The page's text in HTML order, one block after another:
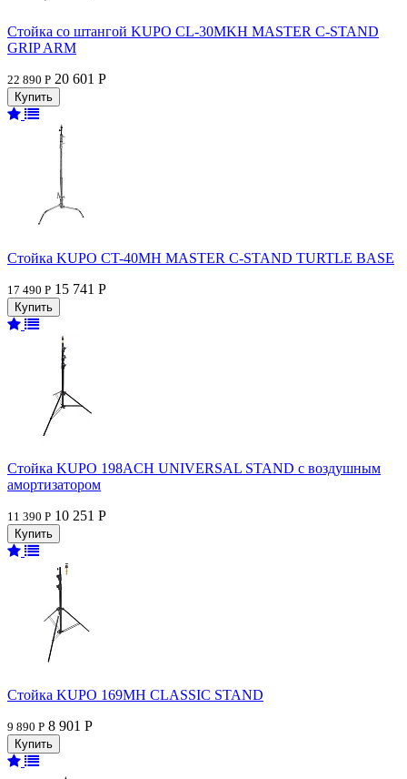
Стойка со штангой KUPO CL-30MKH MASTER C-STAND
GRIP ARM
22 890 Р 20 601 Р
Стойка KUPO CT-40MH MASTER C-STAND TURTLE BASE
17 490 Р 15 741 Р
Стойка KUPO 198ACH UNIVERSAL STAND с воздушным
амортизатором
11 390 Р 10 251 Р
Стойка KUPO 169MH CLASSIC STAND
9 890 Р 8 901 Р